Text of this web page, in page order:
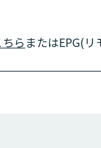
ちら またはEPG(